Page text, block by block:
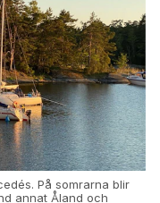
På somrarna blir
annat Åland och